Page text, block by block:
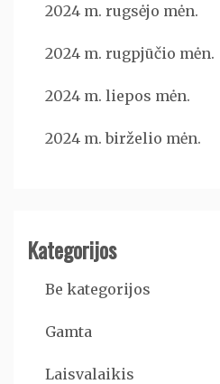
2024 m. rugsėjo mėn.
2024 m. rugpjūčio mėn.
2024 m. liepos mėn.
2024 m. birželio mėn.
Kategorijos
Be kategorijos
Gamta
Laisvalaikis